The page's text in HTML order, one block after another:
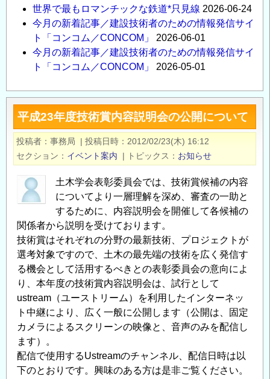
世界で最もロマンチックな鉄道*只見線 2026-06-24
今月の新着記事／建設技術者のための情報発信サイ
ト「コンコム／CONCOM」
2026-06-01
今月の新着記事／建設技術者のための情報発信サイ
ト「コンコム／CONCOM」
2026-05-01
平成23年度技術賞内容説明会の公開について
投稿者 事務局 | 投稿日時
2012/02/23(木) 16:12
セクション
イベント案内 | トピックス お知らせ
土木学会表彰委員会では、技術賞候補の内容
についてより一層理解を深め、審査の一助と
するために、内容説明会を開催して各候補の
関係者から説明を受けております。
技術賞はそれぞれの分野の最新技術、プロジェクトが
選考対象ですので、土木の最先端の技術を広く発信す
る機会として活用するべきとの表彰委員会の意向によ
り、本年度の技術賞内容説明会は、試行として
ustream（ユーストリーム）を利用したインターネッ
ト中継により、広く一般に公開します（公開は、固定
カメラによるスクリーンの映像と、音声のみを配信し
ます）。
配信で使用するUstreamのチャンネル、配信日時は以
下のとおりです。興味のある方は是非ご覧ください。